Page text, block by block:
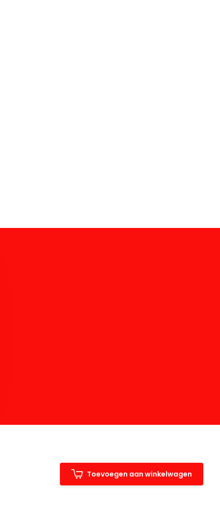
Toevoegen aan winkelwagen